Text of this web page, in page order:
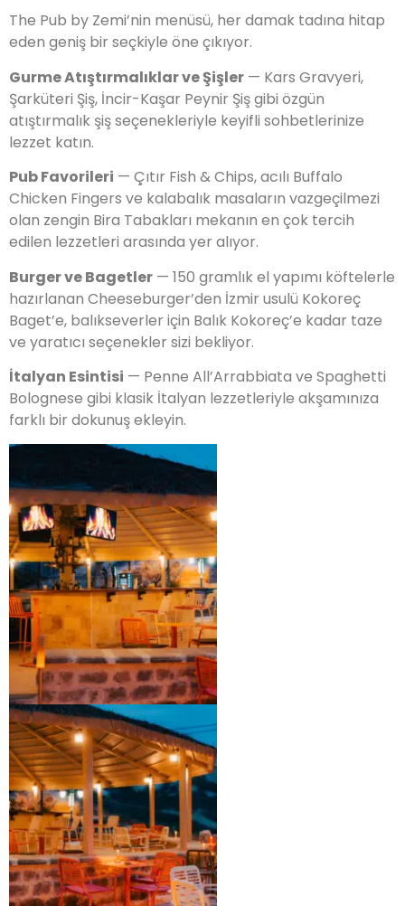
The Pub by Zemi’nin menüsü, her damak tadına hitap
eden geniş bir seçkiyle öne çıkıyor.
Gurme Atıştırmalıklar ve Şişler — Kars Gravyeri,
Şarküteri Şiş, İncir-Kaşar Peynir Şiş gibi özgün
atıştırmalık şiş seçenekleriyle keyifli sohbetlerinize
lezzet katın.
Pub Favorileri — Çıtır Fish & Chips, acılı Buffalo
Chicken Fingers ve kalabalık masaların vazgeçilmezi
olan zengin Bira Tabakları mekanın en çok tercih
edilen lezzetleri arasında yer alıyor.
Burger ve Bagetler — 150 gramlık el yapımı köftelerle
hazırlanan Cheeseburger’den İzmir usulü Kokoreç
Baget’e, balıkseverler için Balık Kokoreç’e kadar taze
ve yaratıcı seçenekler sizi bekliyor.
İtalyan Esintisi — Penne All’Arrabbiata ve Spaghetti
Bolognese gibi klasik İtalyan lezzetleriyle akşamınıza
farklı bir dokunuş ekleyin.